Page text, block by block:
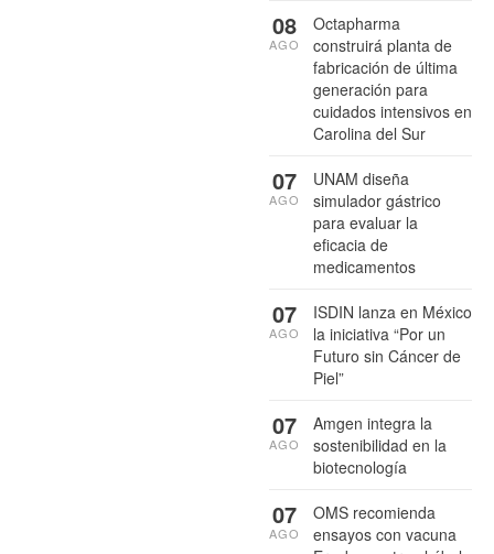
Octapharma
construirá planta de
fabricación de última
generación para
cuidados intensivos en
Carolina del Sur
08
AGO
UNAM diseña
simulador gástrico
para evaluar la
eficacia de
medicamentos
07
AGO
ISDIN lanza en México
la iniciativa “Por un
Futuro sin Cáncer de
Piel”
07
AGO
Amgen integra la
sostenibilidad en la
biotecnología
07
AGO
OMS recomienda
ensayos con vacuna
07
AGO